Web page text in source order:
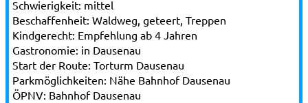
Schwierigkeit: mittel
Beschaffenheit: Waldweg, geteert, Treppen
Kindgerecht: Empfehlung ab 4 Jahren
Gastronomie: in Dausenau
Start der Route: Torturm Dausenau
Parkmöglichkeiten: Nähe Bahnhof Dausenau
ÖPNV: Bahnhof Dausenau